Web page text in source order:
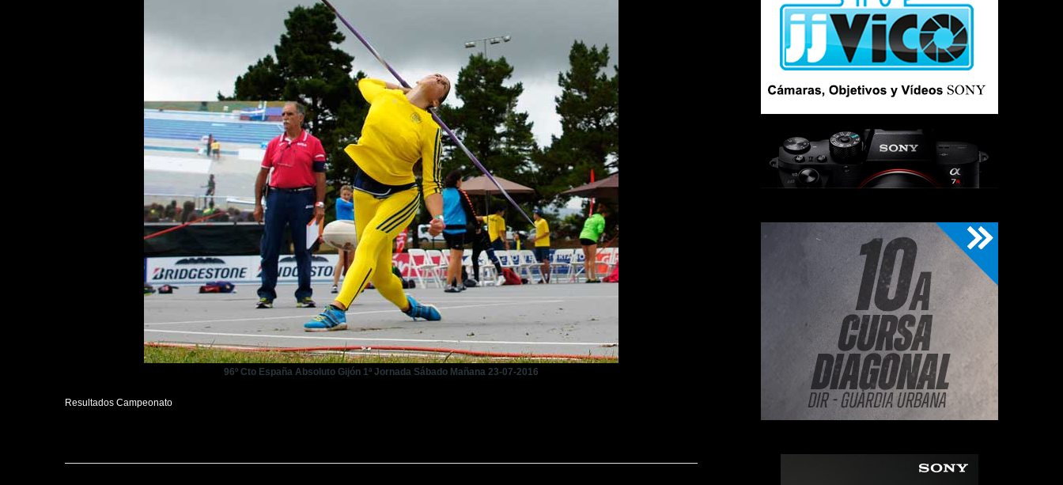
96º Cto España Absoluto Gijón 1ª Jornada Sábado Mañana 23-07-2016
Resultados Campeonato